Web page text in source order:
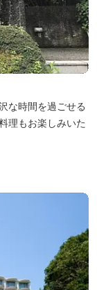
な時間を過ごせる
理もお楽しみいた